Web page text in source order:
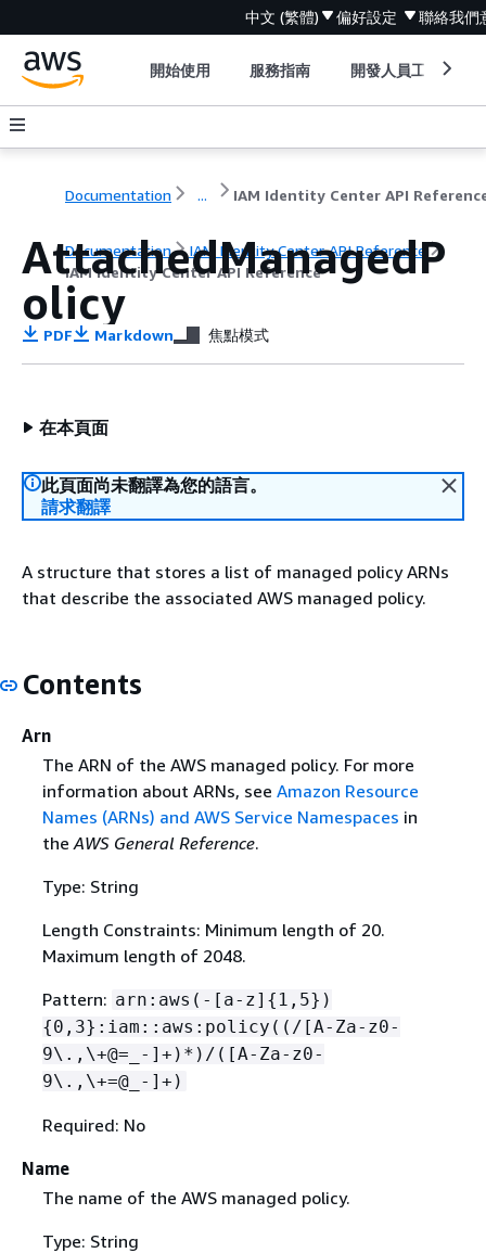
中文 (繁體) 偏好設定 聯絡我們
開始使用 服務指南 開發人員工具
Documentation ... IAM Identity Center API
Documentation
IAM Identity Center API Reference
IAM Identity Center API Reference
AttachedManagedP
olicy
PDF Markdown 焦點模式
在本頁面
此頁面尚未翻譯為您的語言。
請求翻譯
A structure that stores a list of managed policy ARNs
that describe the associated AWS managed policy.
Contents
Arn
The ARN of the AWS managed policy. For more
information about ARNs, see Amazon Resource
Names (ARNs) and AWS Service Namespaces in
the AWS General Reference.
Type: String
Length Constraints: Minimum length of 20.
Maximum length of 2048.
Pattern: arn:aws(-[a-z] { 1,5})
{0,3}:iam::aws:policy((/[A-Za-z0-
9\.,\+@=_-]+)*)/([A-Za-z0-
9\.,\+=@_-]+)
Required: No
Name
The name of the AWS managed policy.
Type: String